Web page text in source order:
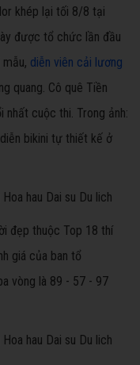
khép lại tối 8/8 tại
được tổ chức lần đầu
diễn viên cải lương
quang. Cô quê Tiền
nhất cuộc thi. Trong ảnh:
bikini tự thiết kế ở
đẹp thuộc Top 18 thí
giá của ban tổ
vòng là 89 - 57 - 97